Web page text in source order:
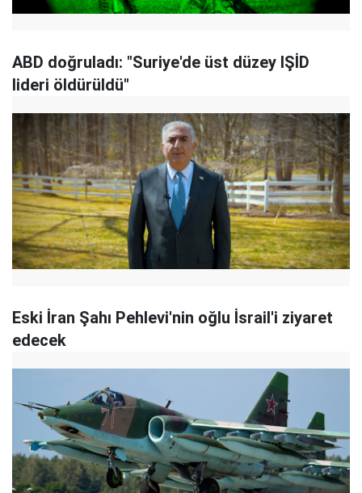
ABD doğruladı: "Suriye'de üst düzey IŞİD
lideri öldürüldü"
Eski İran Şahı Pehlevi'nin oğlu İsrail'i ziyaret
edecek